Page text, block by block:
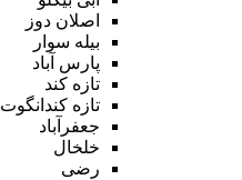
اصلان دوز
بیله سوار
پارس آباد
تازه کند
تازه کندانگوت
جعفرآباد
خلخال
رضی